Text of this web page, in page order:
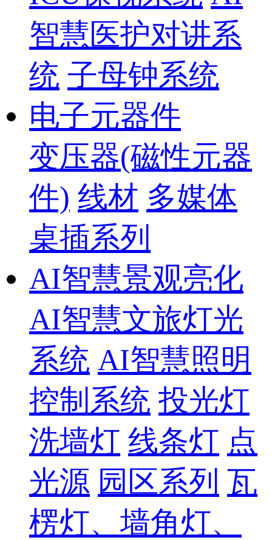
智慧医护对讲系
统 子母钟系统
电子元器件
变压器(磁性元器
件) 线材 多媒体
桌插系列
AI智慧景观亮化
AI智慧文旅灯光
系统 AI智慧照明
控制系统 投光灯
洗墙灯 线条灯 点
光源 园区系列 瓦
楞灯、墙角灯、